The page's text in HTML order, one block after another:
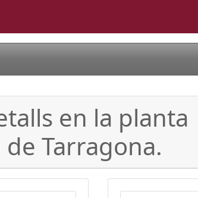
en la planta
Tarragona.